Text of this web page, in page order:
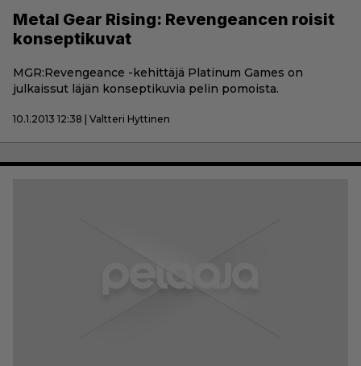
Metal Gear Rising: Revengeancen roisit
konseptikuvat
MGR:Revengeance -kehittäjä Platinum Games on
julkaissut läjän konseptikuvia pelin pomoista.
10.1.2013 12:38 | Valtteri Hyttinen